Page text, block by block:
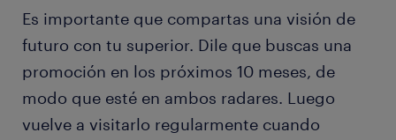
Es importante que compartas una visión de
futuro con tu superior. Dile que buscas una
promoción en los próximos 10 meses, de
modo que esté en ambos radares. Luego
vuelve a visitarlo regularmente cuando